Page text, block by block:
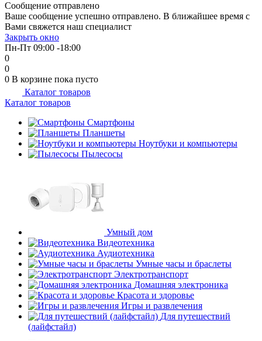
Сообщение отправлено
Ваше сообщение успешно отправлено. В ближайшее время с
Вами свяжется наш специалист
Закрыть окно
Пн-Пт 09:00 -18:00
0
0
0 В корзине пока пусто
Каталог товаров
Каталог товаров
Смартфоны
Планшеты
Ноутбуки и компьютеры
Пылесосы
Умный дом
Видеотехника
Аудиотехника
Умные часы и браслеты
Электротранспорт
Домашняя электроника
Красота и здоровье
Игры и развлечения
Для путешествий
(лайфстайл)
Подробнее
об оплате Плайтом
недели
plait.ru